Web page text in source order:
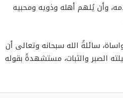
وأن يُلهم أهله وذويه ومحبيه
سائلةً الله سبحانه وتعالى أن
الصبر والثبات، مستشهدةً بقوله